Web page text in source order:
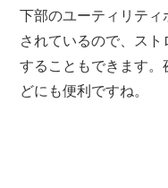
下部のユーティリテ
されているので、ス
することもできます
どにも便利ですね。